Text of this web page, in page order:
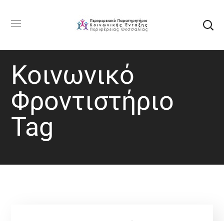
Κοινωνικό
Φροντιστήριο
Tag